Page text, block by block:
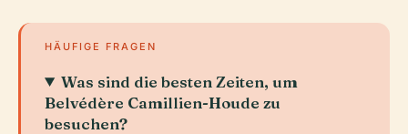
HÄUFIGE FRAGEN
Was sind die besten Zeiten, um
Belvédère Camillien-Houde zu
besuchen?